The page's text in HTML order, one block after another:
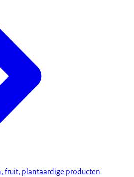
fruit, plantaardige producten